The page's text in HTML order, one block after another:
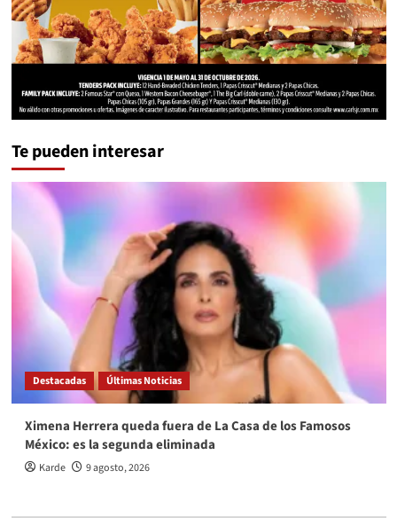
Te pueden interesar
Destacadas Últimas Noticias
Ximena Herrera queda fuera de La Casa de los Famosos
México: es la segunda eliminada
Karde 9 agosto, 2026